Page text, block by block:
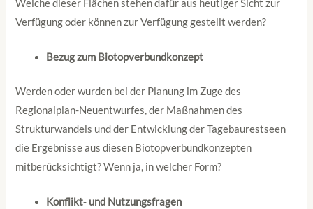
Welche dieser Flächen stehen dafür aus heutiger Sicht zur
Verfügung oder können zur Verfügung gestellt werden?
Bezug zum Biotopverbundkonzept
Werden oder wurden bei der Planung im Zuge des
Regionalplan-Neuentwurfes, der Maßnahmen des
Strukturwandels und der Entwicklung der Tagebaurestseen
die Ergebnisse aus diesen Biotopverbundkonzepten
mitberücksichtigt? Wenn ja, in welcher Form?
Konflikt‑ und Nutzungsfragen